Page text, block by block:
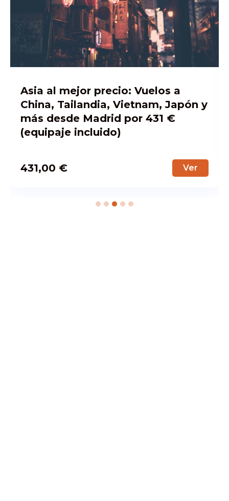
Asia al mejor precio: Vuelos a
China, Tailandia, Vietnam, Japón y
más desde Madrid por 431 €
(equipaje incluido)
431,00 € Ver